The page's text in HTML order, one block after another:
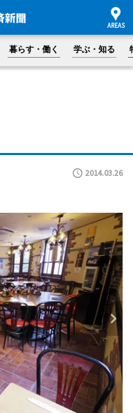
暮らす・働く 学ぶ・知る
2014.03.26